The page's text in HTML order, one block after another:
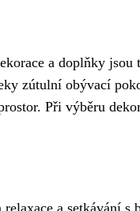
a doplňky
zútulní obývací
Při výběru
a setkávání